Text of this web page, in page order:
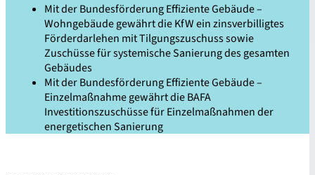
Mit der Bundesförderung Effiziente Gebäude –
Wohngebäude gewährt die KfW ein zinsverbilligtes
Förderdarlehen mit Tilgungszuschuss sowie
Zuschüsse für systemische Sanierung des gesamten
Gebäudes
Mit der Bundesförderung Effiziente Gebäude –
Einzelmaßnahme gewährt die BAFA
Investitionszuschüsse für Einzelmaßnahmen der
energetischen Sanierung